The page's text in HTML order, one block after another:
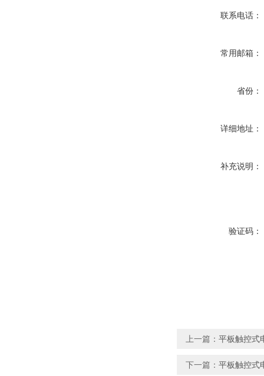
联系电话：
常用邮箱：
省份：
详细地址：
补充说明：
验证码：
上一篇： 平板触控式
下一篇： 平板触控式